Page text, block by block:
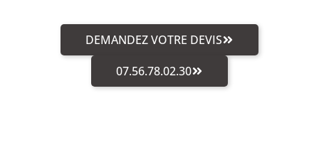
DEMANDEZ VOTRE DEVIS
07.56.78.02.30